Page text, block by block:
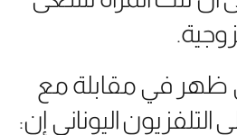
ظهر في مقابلة مع
التلفزيون اليوناني إن: